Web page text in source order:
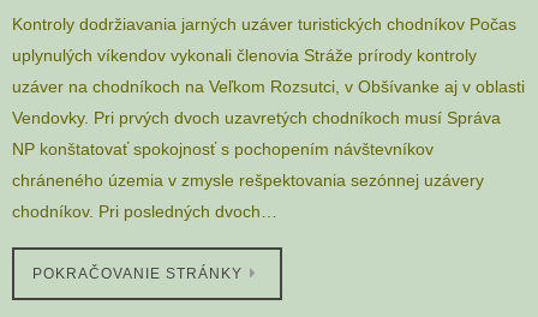
Kontroly dodržiavania jarných uzáver turistických chodníkov Počas
uplynulých víkendov vykonali členovia Stráže prírody kontroly
uzáver na chodníkoch na Veľkom Rozsutci, v Obšívanke aj v oblasti
Vendovky. Pri prvých dvoch uzavretých chodníkoch musí Správa
NP konštatovať spokojnosť s pochopením návštevníkov
chráneného územia v zmysle rešpektovania sezónnej uzávery
chodníkov. Pri posledných dvoch…
POKRAČOVANIE STRÁNKY